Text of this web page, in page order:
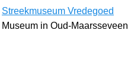
Streekmuseum Vredegoed
Museum in Oud-Maarsseveen